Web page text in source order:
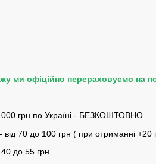
ми офіційно перераховуємо на
грн по Україні - БЕЗКОШТОВНО
70 до 100 грн ( при отриманні +20
до 55 грн